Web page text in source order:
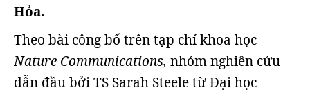
Hỏa.
Theo bài công bố trên tạp chí khoa học
Nature Communications, nhóm nghiên cứu
dẫn đầu bởi TS Sarah Steele từ Đại học